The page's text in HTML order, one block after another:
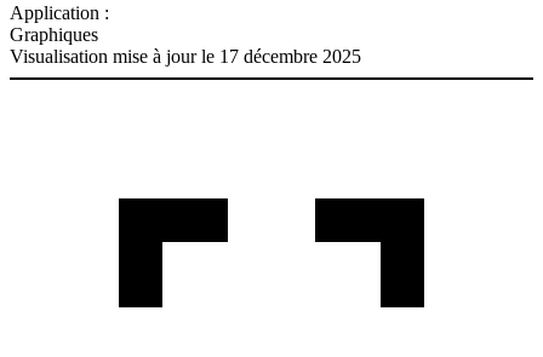
Application :
Graphiques
Visualisation mise à jour le 17 décembre 2025